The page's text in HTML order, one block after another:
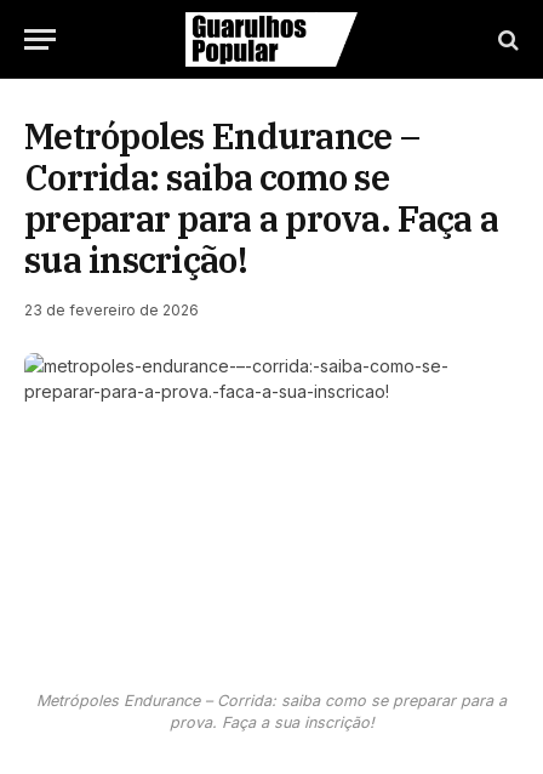
Metrópoles Endurance –
Corrida: saiba como se
preparar para a prova. Faça a
sua inscrição!
23 de fevereiro de 2026
Metrópoles Endurance – Corrida: saiba como se preparar para a
prova. Faça a sua inscrição!